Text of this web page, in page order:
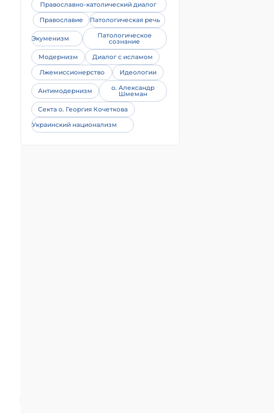
Православно-католический диалог
Православие
Патологическая речь
Экуменизм
Патологическое
сознание
Модернизм
Диалог с исламом
Лжемиссионерство
Идеологии
Антимодернизм
о. Александр
Шмеман
Секта о. Георгия Кочеткова
Украинский национализм